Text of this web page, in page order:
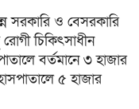
সরকারি ও বেসরকারি
চিকিৎসাধীন
বর্তমানে ৩ হাজার
৫ হাজার